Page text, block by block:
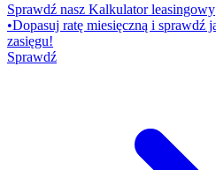
Sprawdź nasz Kalkulator leasingowy
•Dopasuj ratę miesięczną i sprawdź
zasięgu!
Sprawdź